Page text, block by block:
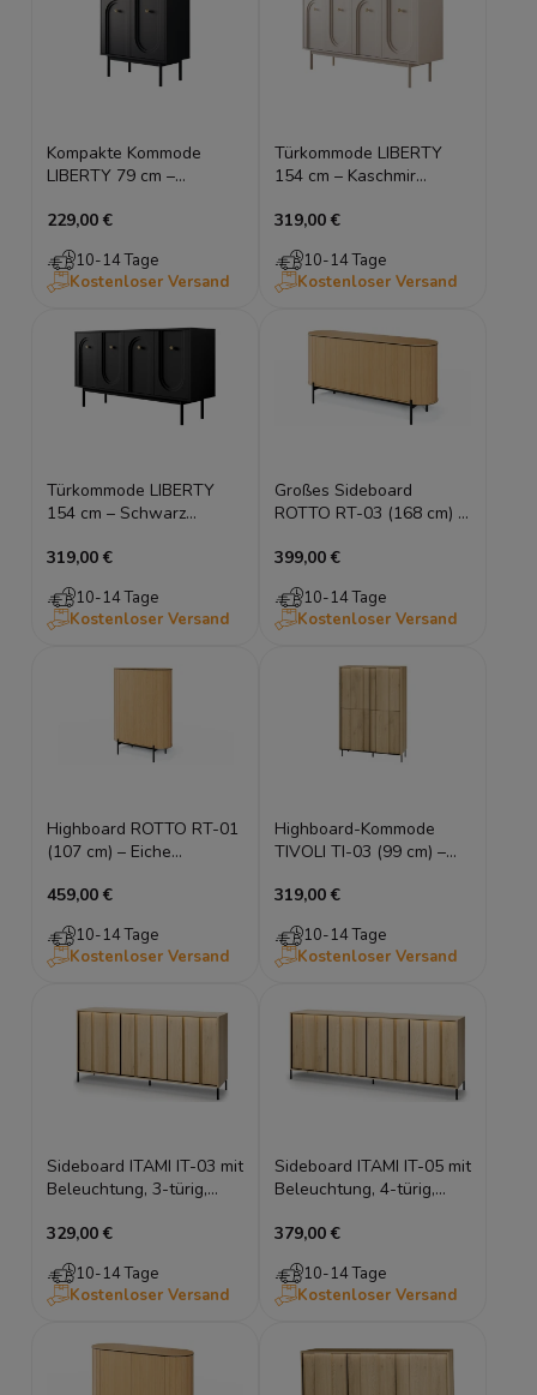
Kompakte Kommode
LIBERTY 79 cm –
229,00 €
10-14 Tage
Kostenloser Versand
Türkommode LIBERTY
154 cm – Kaschmir
319,00 €
10-14 Tage
Kostenloser Versand
Türkommode LIBERTY
154 cm – Schwarz
319,00 €
10-14 Tage
Kostenloser Versand
Großes Sideboard
ROTTO RT-03 (168 cm) –
Eukalyptus | 4 Türen
399,00 €
10-14 Tage
Kostenloser Versand
Highboard ROTTO RT-01
(107 cm) – Eiche
Riffel-Design
459,00 €
10-14 Tage
Kostenloser Versand
Highboard-Kommode
TIVOLI TI-03 (99 cm) –
Schwarz mit Beleuchtung
319,00 €
10-14 Tage
Kostenloser Versand
Sideboard ITAMI IT-03 mit
Beleuchtung, 3-türig,
Cremona / Schwarz
329,00 €
10-14 Tage
Kostenloser Versand
Sideboard ITAMI IT-05 mit
Beleuchtung, 4-türig,
Cremona / Schwarz
379,00 €
10-14 Tage
Kostenloser Versand